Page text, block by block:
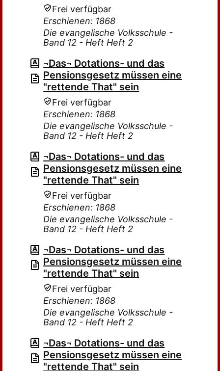
Frei verfügbar
Erschienen: 1868
Die evangelische Volksschule -
Band 12 - Heft Heft 2
¬Das¬ Dotations- und das
Pensionsgesetz müssen eine
"rettende That" sein
Frei verfügbar
Erschienen: 1868
Die evangelische Volksschule -
Band 12 - Heft Heft 2
¬Das¬ Dotations- und das
Pensionsgesetz müssen eine
"rettende That" sein
Frei verfügbar
Erschienen: 1868
Die evangelische Volksschule -
Band 12 - Heft Heft 2
¬Das¬ Dotations- und das
Pensionsgesetz müssen eine
"rettende That" sein
Frei verfügbar
Erschienen: 1868
Die evangelische Volksschule -
Band 12 - Heft Heft 2
¬Das¬ Dotations- und das
Pensionsgesetz müssen eine
"rettende That" sein